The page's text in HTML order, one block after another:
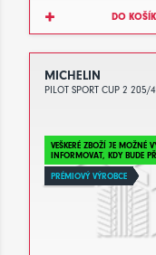
DO
MICHELIN
PILOT SPORT CUP 2
VEŠKERÉ ZBOŽÍ JE MOŽNÉ
INFORMOVAT, KDY BUDE
PRÉMIOVÝ VÝROBCE